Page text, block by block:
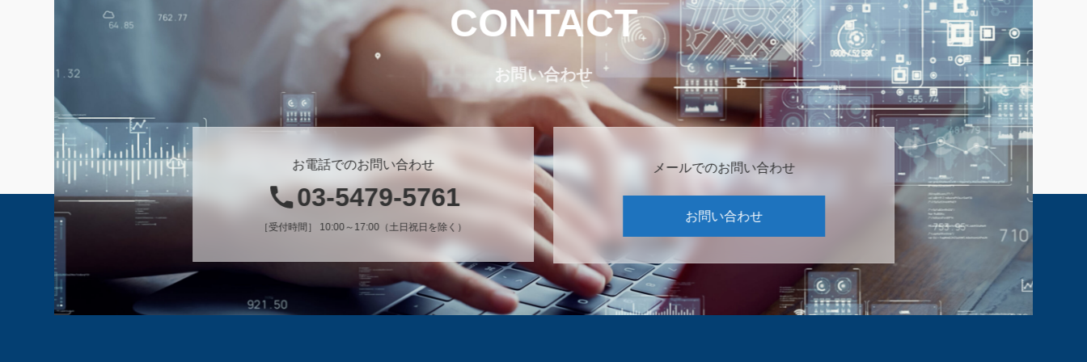
CONTACT
お問い合わせ
お電話でのお問い合わせ
03-5479-5761
［受付時間］ 10:00～17:00（土日祝日を除く）
メールでのお問い合わせ
お問い合わせ